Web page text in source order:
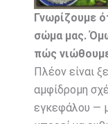
Γνωρίζουμε
σώμα μας.
πώς
Πλέον είναι
αμφίδρομη
εγκεφάλου —